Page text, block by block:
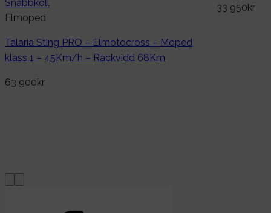
Snabbkoll
Elmoped
Talaria Sting PRO – Elmotocross – Moped
klass 1 – 45Km/h – Räckvidd 68Km
63 900kr
33 950kr